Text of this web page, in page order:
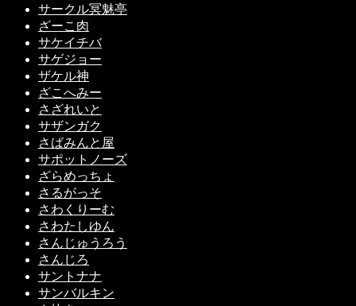
サークル冥魅亭
ざーこ肉
サケイチバ
サゲジョー
ザケル神
ざこへみー
さざれいと
サザンガク
さばみんと屋
サポットノーズ
ざらめっちょ
さるがっそ
さわくりーむ
さわたしゆん
さんじゅうろう
さんじろ
サントナナ
サンバルキン